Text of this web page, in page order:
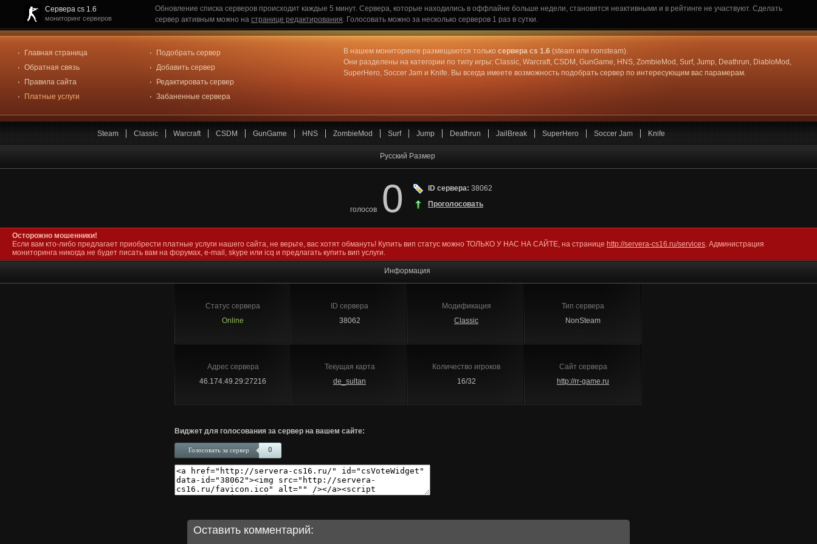
Сервера cs 1.6
мониторинг серверов
Обновление списка серверов происходит каждые 5 минут. Сервера, которые находились в оффлайне больше недели, становятся неактивными и в рейтинге не участвуют. Сделать
сервер активным можно на странице редактирования. Голосовать можно за несколько серверов 1 раз в сутки.
Главная страница
Обратная связь
Правила сайта
Платные услуги
Подобрать сервер
Добавить сервер
Редактировать сервер
Забаненные сервера
В нашем мониторинге размещаются только сервера cs 1.6(steam или nonsteam).
Они разделены на категории по типу игры: Classic, Warcraft, CSDM, GunGame, HNS, ZombieMod, Surf, Jump, Deathrun, DiabloMod,
SuperHero, Soccer Jam и Knife. Вы всегда имеете возможность подобрать сервер по интересующим вас парамерам.
Steam Classic Warcraft CSDM GunGame HNS ZombieMod Surf Jump Deathrun JailBreak SuperHero Soccer Jam Knife
Русский Размер
голосов 0 ID сервера: 38062
Проголосовать
Осторожно мошенники!
Если вам кто-либо предлагает приобрести платные услуги нашего сайта, не верьте, вас хотят обмануть! Купить вип статус можно ТОЛЬКО У НАС НА САЙТЕ, на странице http://servera-cs16.ru/services. Администрация
мониторинга никогда не будет писать вам на форумах, e-mail, skype или icq и предлагать купить вип услуги.
Информация
Статус сервера
Online
ID сервера
38062
Модификация
Classic
Тип сервера
NonSteam
Адрес сервера
46.174.49.29:27216
Текущая карта
de_sultan
Количество игроков
16/32
Сайт сервера
http://rr-game.ru
Виджет для голосования за сервер на вашем сайте:
0
Голосовать за сервер
Оставить комментарий: